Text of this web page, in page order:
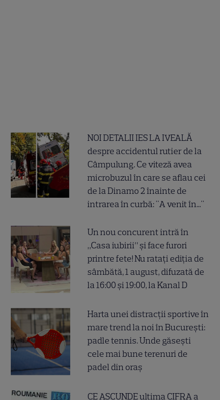
NOI DETALII IES LA IVEALĂ
despre accidentul rutier de la
Câmpulung. Ce viteză avea
microbuzul în care se aflau cei
de la Dinamo 2 înainte de
intrarea în curbă: "A venit în..."
Un nou concurent intră în
„Casa iubirii” și face furori
printre fete! Nu ratați ediția de
sâmbătă, 1 august, difuzată de
la 16:00 și 19:00, la Kanal D
Harta unei distracții sportive în
mare trend la noi în București:
padle tennis. Unde găsești
cele mai bune terenuri de
padel din oraș
CE ASCUNDE ultima CIFRA a